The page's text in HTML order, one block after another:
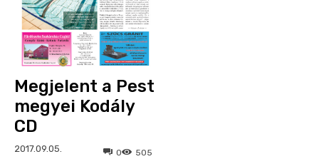
Megjelent a Pest
megyei Kodály
CD
2017.09.05. 505
0